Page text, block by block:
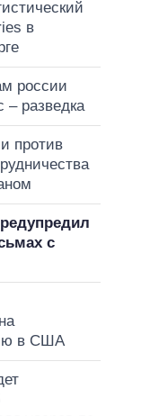
в
россии
– разведка
против
с
в США